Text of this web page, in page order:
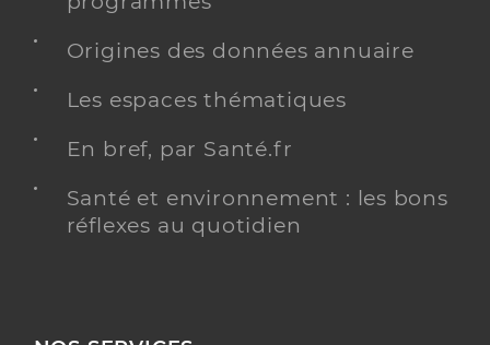
Origines des données annuaire
Les espaces thématiques
En bref, par Santé.fr
Santé et environnement : les bons
réflexes au quotidien